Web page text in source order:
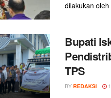
dilakukan
Bupati
TPS
BY REDAKSI